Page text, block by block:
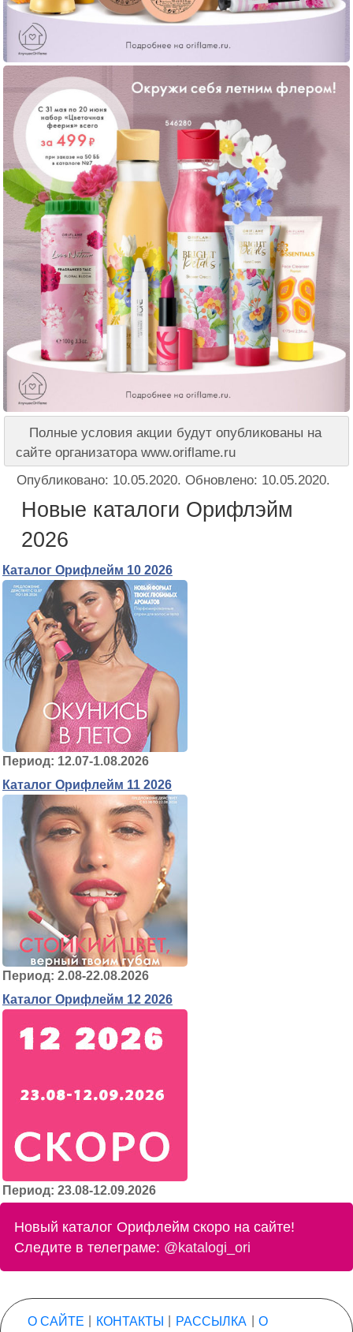
Полные условия акции будут опубликованы на
сайте организатора www.oriflame.ru
Опубликовано: 10.05.2020. Обновлено: 10.05.2020.
Новые каталоги Орифлэйм
2026
Каталог Орифлейм 10 2026
Период: 12.07-1.08.2026
Каталог Орифлейм 11 2026
Период: 2.08-22.08.2026
Каталог Орифлейм 12 2026
Период: 23.08-12.09.2026
Новый каталог Орифлейм скоро на сайте!
Следите в телеграме: @katalogi_ori
О САЙТЕ КОНТАКТЫ РАССЫЛКА О